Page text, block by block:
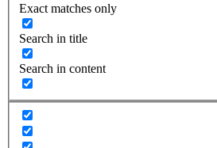
Exact matches only
Search in title
Search in content